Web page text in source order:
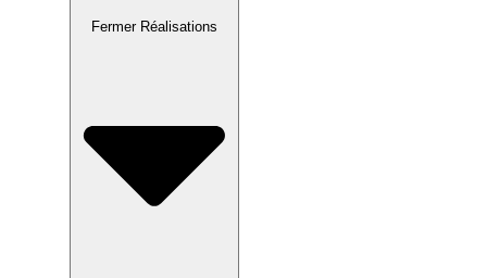
Fermer Réalisations